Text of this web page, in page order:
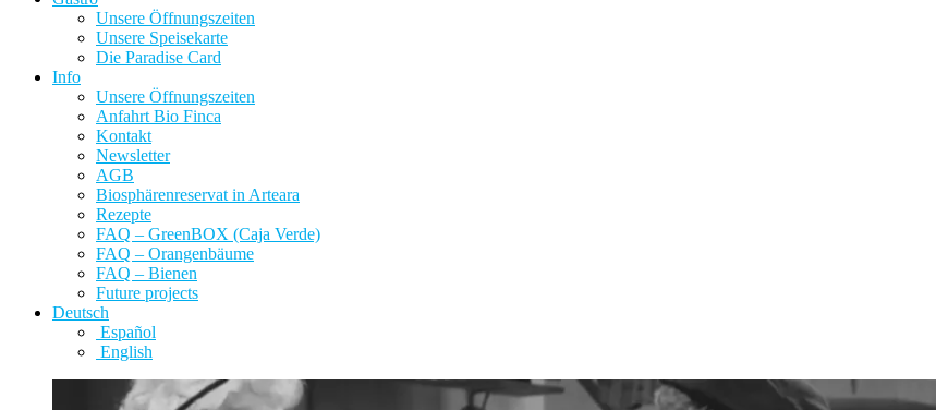
Unsere Öffnungszeiten
Unsere Speisekarte
Die Paradise Card
Info
Unsere Öffnungszeiten
Anfahrt Bio Finca
Kontakt
Newsletter
AGB
Biosphärenreservat in Arteara
Rezepte
FAQ – GreenBOX (Caja Verde)
FAQ – Orangenbäume
FAQ – Bienen
Future projects
Deutsch
Español
English